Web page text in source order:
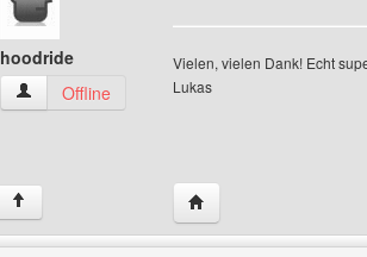
hoodride
hoodride Benutzer-Profile anzeigen
Offline
Vielen, vielen Dank! Echt
Lukas
↑ Website dieses